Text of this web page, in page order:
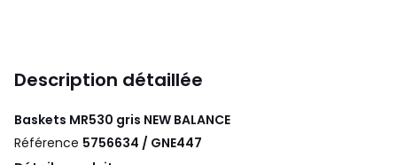
Description détaillée
Baskets MR530 gris NEW BALANCE
Référence 5756634 / GNE447